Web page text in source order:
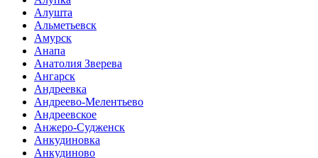
Алушта
Альметьевск
Амурск
Анапа
Анатолия Зверева
Ангарск
Андреевка
Андреево-Мелентьево
Андреевское
Анжеро-Судженск
Анкудиновка
Анкудиново